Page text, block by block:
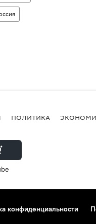
ПОЛИТИКА
конфиденциальности